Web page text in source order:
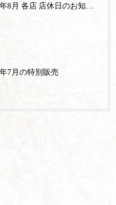
【店舗情報】2026年8月 各店 店休日のお知らせ
7月の特別販売